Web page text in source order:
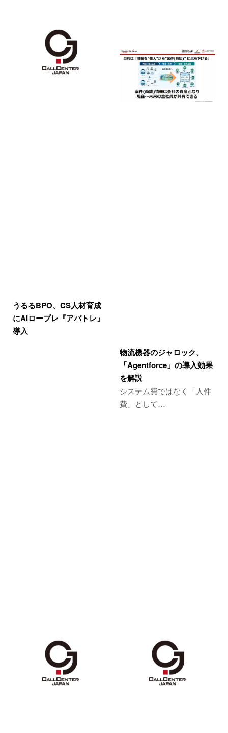
うるるBPO、CS人材育成
にAIロープレ『アバトレ』
導入
物流機器のジャロック、
「Agentforce」の導入効果
を解説
システム費ではなく「人件
費」として…